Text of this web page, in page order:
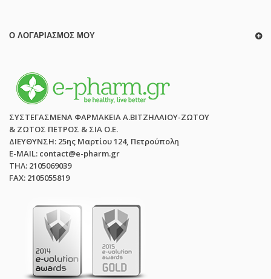
Ο ΛΟΓΑΡΙΑΣΜΌΣ ΜΟΥ
ΣΥΣΤΕΓΑΣΜΕΝΑ ΦΑΡΜΑΚΕΙΑ Α.ΒΙΤΖΗΛΑΙΟΥ-ΖΩΤΟΥ
& ΖΩΤΟΣ ΠΕΤΡΟΣ & ΣΙΑ Ο.Ε.
ΔΙΕΥΘΥΝΣΗ: 25ης Μαρτίου 124, Πετρούπολη
E-MAIL: contact@e-pharm.gr
ΤΗΛ: 2105069039
FAX: 2105055819